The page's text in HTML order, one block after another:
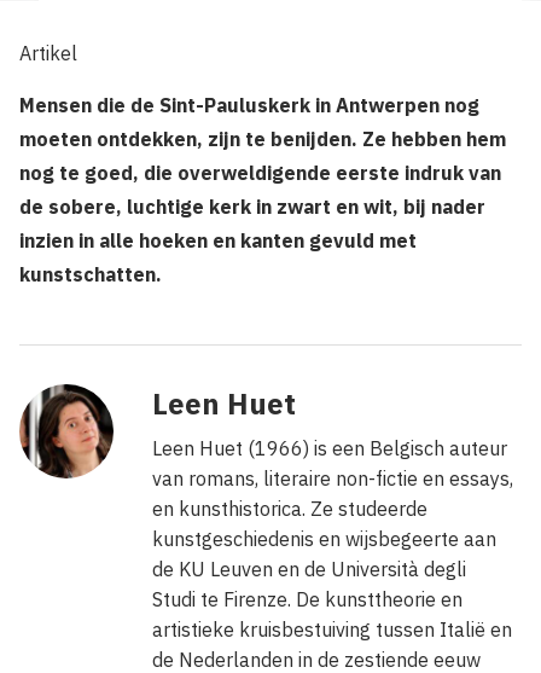
Artikel
Mensen die de Sint-Pauluskerk in Antwerpen nog
moeten ontdekken, zijn te benijden. Ze hebben hem
nog te goed, die overweldigende eerste indruk van
de sobere, luchtige kerk in zwart en wit, bij nader
inzien in alle hoeken en kanten gevuld met
kunstschatten.
Leen Huet
Leen Huet (1966) is een Belgisch auteur
van romans, literaire non-fictie en essays,
en kunsthistorica. Ze studeerde
kunstgeschiedenis en wijsbegeerte aan
de KU Leuven en de Università degli
Studi te Firenze. De kunsttheorie en
artistieke kruisbestuiving tussen Italië en
de Nederlanden in de zestiende eeuw